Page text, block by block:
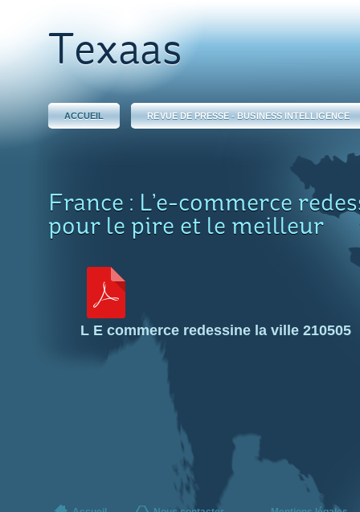
Texaas
ACCUEIL REVUE DE PRESSE - BUSINESS INTELLIGENCE
France : L’e-commerce
pour le pire et le meilleur
L E commerce redessine la ville 210505